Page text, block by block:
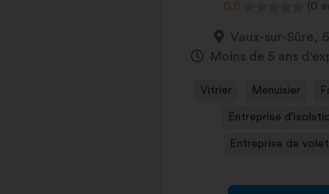
0,0 (0
Vaux-sur-Sûre,
Moins de 5 ans
Vitrier Menuisier
Entreprise
Entreprise de